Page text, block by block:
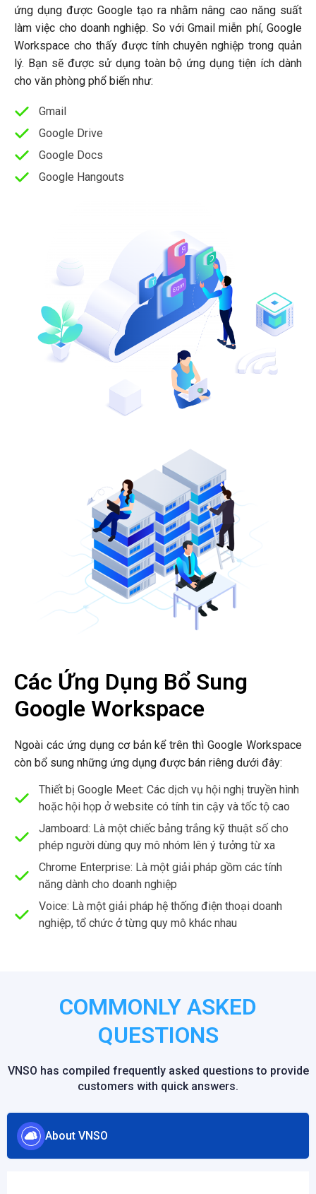
ứng dụng được Google tạo ra nhằm nâng cao năng suất
làm việc cho doanh nghiệp. So với Gmail miễn phí, Google
Workspace cho thấy được tính chuyên nghiệp trong quản
lý. Bạn sẽ được sử dụng toàn bộ ứng dụng tiện ích dành
cho văn phòng phổ biến như:
Gmail
Google Drive
Google Docs
Google Hangouts
Các Ứng Dụng Bổ Sung
Google Workspace
Ngoài các ứng dụng cơ bản kể trên thì Google Workspace
còn bổ sung những ứng dụng được bán riêng dưới đây:
Thiết bị Google Meet: Các dịch vụ hội nghị truyền hình
hoặc hội họp ở website có tính tin cậy và tốc tộ cao
Jamboard: Là một chiếc bảng trắng kỹ thuật số cho
phép người dùng quy mô nhóm lên ý tưởng từ xa
Chrome Enterprise: Là một giải pháp gồm các tính
năng dành cho doanh nghiệp
Voice: Là một giải pháp hệ thống điện thoại doanh
nghiệp, tổ chức ở từng quy mô khác nhau
COMMONLY ASKED
QUESTIONS
VNSO has compiled frequently asked questions to provide
customers with quick answers.
About VNSO